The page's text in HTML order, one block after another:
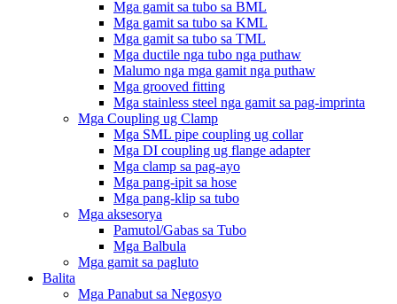
Mga gamit sa tubo sa BML
Mga gamit sa tubo sa KML
Mga gamit sa tubo sa TML
Mga ductile nga tubo nga puthaw
Malumo nga mga gamit nga puthaw
Mga grooved fitting
Mga stainless steel nga gamit sa pag-imprinta
Mga Coupling ug Clamp
Mga SML pipe coupling ug collar
Mga DI coupling ug flange adapter
Mga clamp sa pag-ayo
Mga pang-ipit sa hose
Mga pang-klip sa tubo
Mga aksesorya
Pamutol/Gabas sa Tubo
Mga Balbula
Mga gamit sa pagluto
Balita
Mga Panabut sa Negosyo